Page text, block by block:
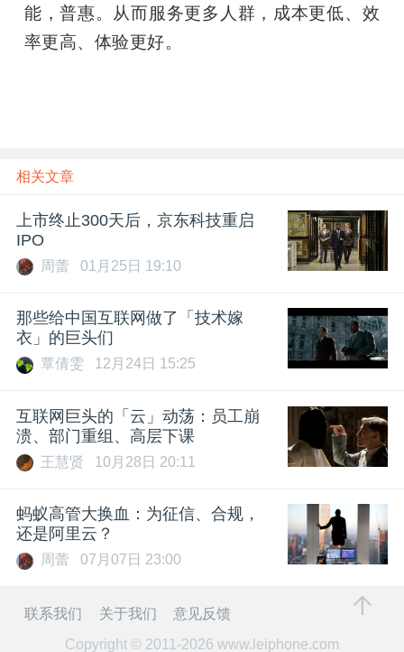
能，普惠。从而服务更多人群，成本更低、效
率更高、体验更好。
相关文章
上市终止300天后，京东科技重启
IPO
周蕾 01月25日 19:10
那些给中国互联网做了「技术嫁
衣」的巨头们
覃倩雯 12月24日 15:25
互联网巨头的「云」动荡：员工崩
溃、部门重组、高层下课
王慧贤 10月28日 20:11
蚂蚁高管大换血：为征信、合规，
还是阿里云？
周蕾 07月07日 23:00
联系我们 关于我们
意见反馈
Copyright © 2011-2026 www.leiphone.com